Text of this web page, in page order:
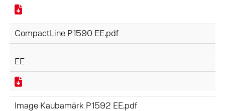
CompactLine P1590 EE.pdf
EE
Image Kaubamärk P1592 EE.pdf